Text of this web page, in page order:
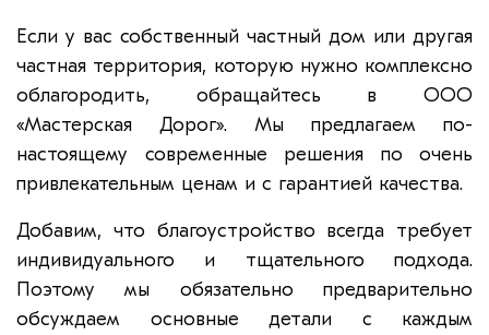
Если у вас собственный частный дом или другая
частная территория, которую нужно комплексно
облагородить, обращайтесь в ООО
«Мастерская Дорог». Мы предлагаем по-
настоящему современные решения по очень
привлекательным ценам и с гарантией качества.
Добавим, что благоустройство всегда требует
индивидуального и тщательного подхода.
Поэтому мы обязательно предварительно
обсуждаем основные детали с каждым